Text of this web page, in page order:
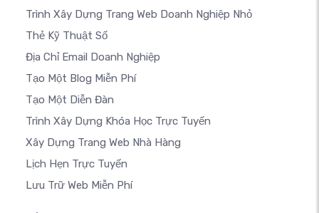
Trình Xây Dựng Trang Web Doanh Nghiệp Nhỏ
Thẻ Kỹ Thuật Số
Địa Chỉ Email Doanh Nghiệp
Tạo Một Blog Miễn Phí
Tạo Một Diễn Đàn
Trình Xây Dựng Khóa Học Trực Tuyến
Xây Dựng Trang Web Nhà Hàng
Lịch Hẹn Trực Tuyến
Lưu Trữ Web Miễn Phí